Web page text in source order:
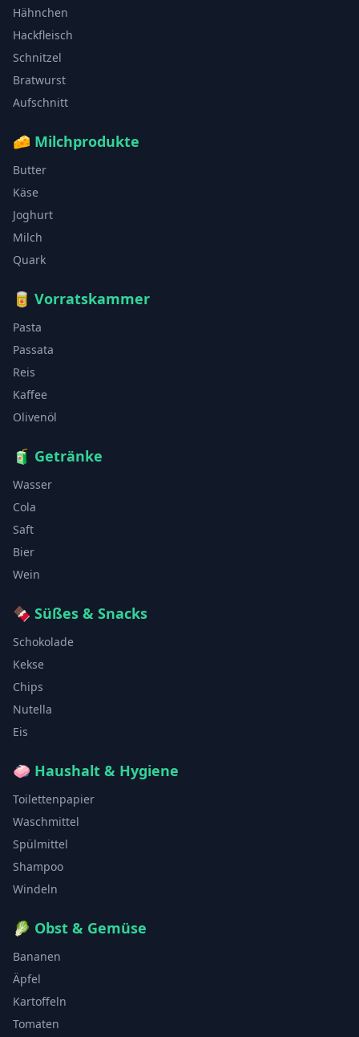
Hähnchen
Hackfleisch
Schnitzel
Bratwurst
Aufschnitt
🧀 Milchprodukte
Butter
Käse
Joghurt
Milch
Quark
🥫 Vorratskammer
Pasta
Passata
Reis
Kaffee
Olivenöl
🧃 Getränke
Wasser
Cola
Saft
Bier
Wein
🍫 Süßes & Snacks
Schokolade
Kekse
Chips
Nutella
Eis
🧼 Haushalt & Hygiene
Toilettenpapier
Waschmittel
Spülmittel
Shampoo
Windeln
🥬 Obst & Gemüse
Bananen
Äpfel
Kartoffeln
Tomaten